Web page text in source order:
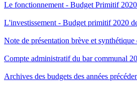
Le fonctionnement - Budget Primitif
L'investissement - Budget primitif 2020
Note de présentation brève et
Compte administratif du bar communal
Archives des budgets des années